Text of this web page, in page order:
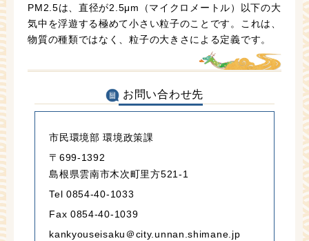
PM2.5は、直径が2.5μm（マイクロメートル）以下の大
気中を浮遊する極めて小さい粒子のことです。これは、
物質の種類ではなく、粒子の大きさによる定義です。
お問い合わせ先
市民環境部 環境政策課
〒699-1392
島根県雲南市木次町里方521-1
Tel 0854-40-1033
Fax 0854-40-1039
kankyouseisaku＠city.unnan.shimane.jp